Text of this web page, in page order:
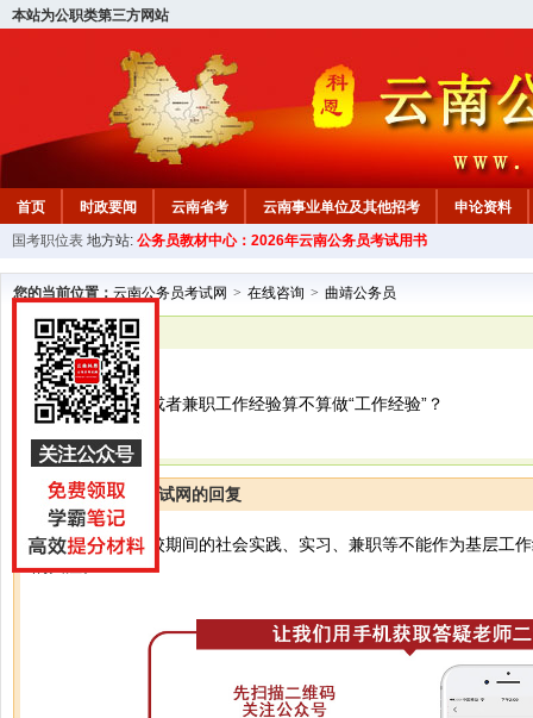
本站为公职类第三方网站
首页 时政要闻 云南省考 云南事业单位及其他招考
申论资料
国考职位表 地方站: 公务员教材中心：2026年云南公务员考试用书
您的当前位置： 云南公务员考试网 > 在线咨询 > 曲靖公务员
已解决
曲靖公务员
在生产基层实习或者兼职工作经验算不算做“工作经验”？
云南公务员考试网的回复
您好，毕业生在校期间的社会实践、实习、兼职等不能作为基层工
的关注。